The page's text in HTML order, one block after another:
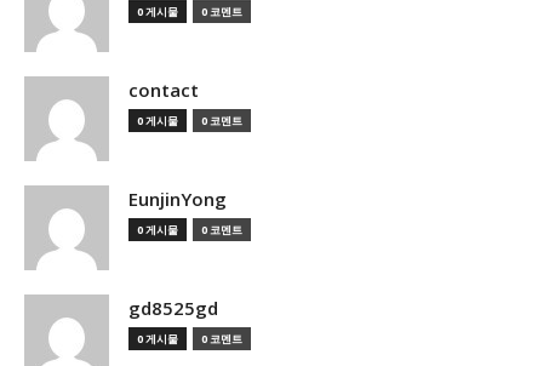
0 게시물 0 코멘트
contact
0 게시물 0 코멘트
EunjinYong
0 게시물 0 코멘트
gd8525gd
0 게시물 0 코멘트